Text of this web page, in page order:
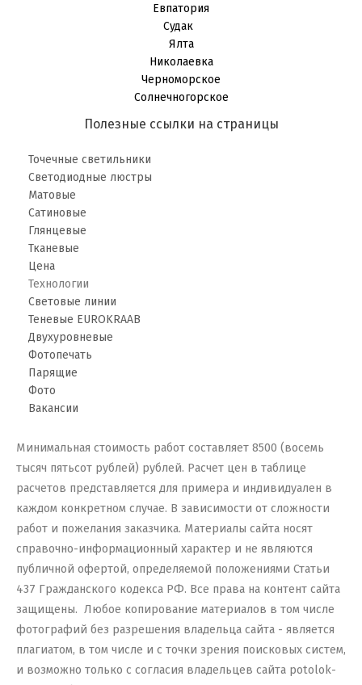
Евпатория
Судак
Ялта
Николаевка
Черноморское
Солнечногорское
Полезные ссылки на страницы
Точечные светильники
Светодиодные люстры
Матовые
Сатиновые
Глянцевые
Тканевые
Цена
Технологии
Световые линии
Теневые EUROKRAAB
Двухуровневые
Фотопечать
Парящие
Фото
Вакансии
Минимальная стоимость работ составляет 8500 (восемь
тысяч пятьсот рублей) рублей. Расчет цен в таблице
расчетов представляется для примера и индивидуален в
каждом конкретном случае. В зависимости от сложности
работ и пожелания заказчика. Материалы сайта носят
справочно-информационный характер и не являются
публичной офертой, определяемой положениями Статьи
437 Гражданского кодекса РФ. Все права на контент сайта
защищены. Любое копирование материалов в том числе
фотографий без разрешения владельца сайта - является
плагиатом, в том числе и с точки зрения поисковых систем,
и возможно только с согласия владельцев сайта potolok-